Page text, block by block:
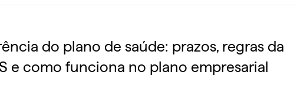
do plano de saúde: prazos, regras da
e como funciona no plano empresarial